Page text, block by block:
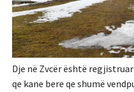
Dje në Zvcër është
qe kane bere qe shumë